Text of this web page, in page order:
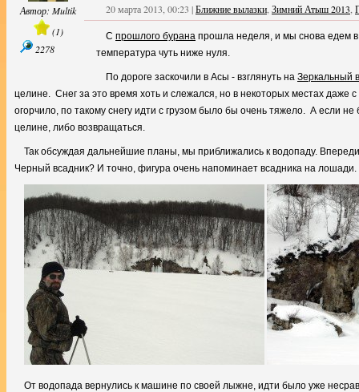
Автор: Multik
(1)
2278
20 марта 2013, 00:23 |Ближние вылазки Зимний Атыш 2013
С прошлого бурана прошла неделя, и мы снова едем
температура чуть ниже нуля.
По дороге заскочили в Асы - взглянуть на Зеркальный
целине. Снег за это время хоть и слежался, но в некоторых местах даже
огорчило, по такому снегу идти с грузом было бы очень тяжело. А если
целине, либо возвращаться.
Так обсуждая дальнейшие планы, мы приближались к водопаду.
Черный всадник? И точно, фигура очень напоминает всадника на лошади.
От водопада вернулись к машине по своей лыжне, идти было уже